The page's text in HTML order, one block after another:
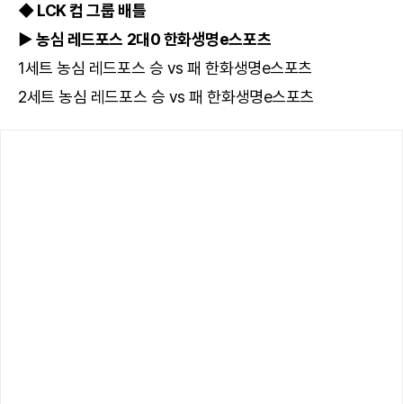
◆ LCK 컵 그룹 배틀
▶ 농심 레드포스 2대0 한화생명e스포츠
1세트 농심 레드포스 승 vs 패 한화생명e스포츠
2세트 농심 레드포스 승 vs 패 한화생명e스포츠